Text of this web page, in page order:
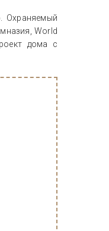
Охраняемый
World
дома с